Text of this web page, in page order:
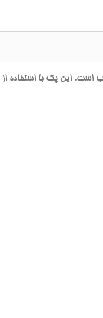
اين پک با استفاده از